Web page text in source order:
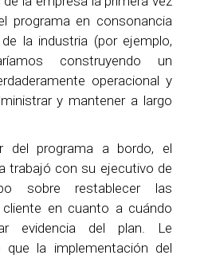
programa en consonancia
la industria (por ejemplo,
construyendo un
operacional y
y mantener a largo
del programa a bordo, el
trabajó con su ejecutivo de
sobre restablecer las
en cuanto a cuándo
evidencia del plan. Le
que la implementación del